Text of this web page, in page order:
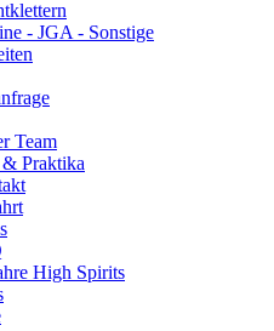
- JGA - Sonstige
Team
& Praktika
High Spirits